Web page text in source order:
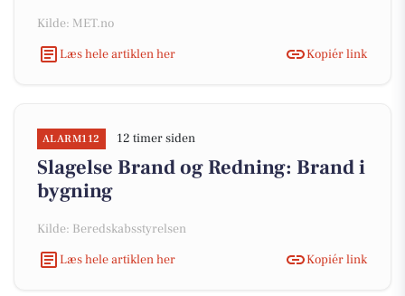
Kilde: MET.no
Læs hele artiklen her
Kopiér link
ALARM112 12 timer siden
Slagelse Brand og Redning: Brand i
bygning
Kilde: Beredskabsstyrelsen
Læs hele artiklen her
Kopiér link